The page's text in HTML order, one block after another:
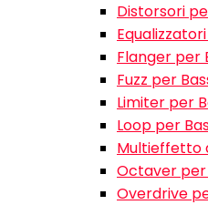
Distorsori
Flanger per
Fuzz per
Limiter per
Loop per
Multieffetto
Octaver per
Overdrive